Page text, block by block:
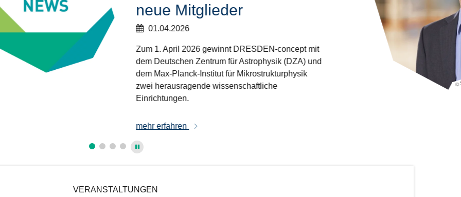
neue Mitglieder
01.04.2026
Zum 1. April 2026 gewinnt DRESDEN-concept mit
dem Deutschen Zentrum für Astrophysik (DZA) und
dem Max-Planck-Institut für Mikrostrukturphysik
zwei herausragende wissenschaftliche
Einrichtungen.
mehr erfahren
©
VERANSTALTUNGEN